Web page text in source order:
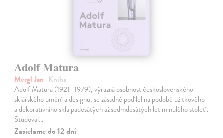
Adolf Matura
Mergl Jan | Kniha
Adolf Matura (1921–1979), výrazná osobnost československého
sklářského umění a designu, se zásadně podílel na podobě užitkového
a dekorativního skla padesátých až sedmdesátých let minulého století.
Studoval…
Zasielame do 12 dní